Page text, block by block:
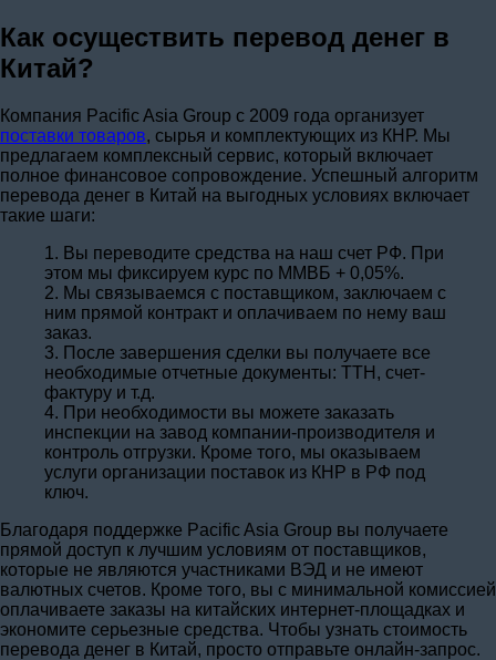
Как осуществить перевод денег в
Китай?
Компания Pacific Asia Group с 2009 года организует
поставки товаров, сырья и комплектующих из КНР. Мы
предлагаем комплексный сервис, который включает
полное финансовое сопровождение. Успешный алгоритм
перевода денег в Китай на выгодных условиях включает
такие шаги:
1. Вы переводите средства на наш счет РФ. При
этом мы фиксируем курс по ММВБ + 0,05%.
2. Мы связываемся с поставщиком, заключаем с
ним прямой контракт и оплачиваем по нему ваш
заказ.
3. После завершения сделки вы получаете все
необходимые отчетные документы: ТТН, счет-
фактуру и т.д.
4. При необходимости вы можете заказать
инспекции на завод компании-производителя и
контроль отгрузки. Кроме того, мы оказываем
услуги организации поставок из КНР в РФ под
ключ.
Благодаря поддержке Pacific Asia Group вы получаете
прямой доступ к лучшим условиям от поставщиков,
которые не являются участниками ВЭД и не имеют
валютных счетов. Кроме того, вы с минимальной комиссией
оплачиваете заказы на китайских интернет-площадках и
экономите серьезные средства. Чтобы узнать стоимость
перевода денег в Китай, просто отправьте онлайн-запрос.